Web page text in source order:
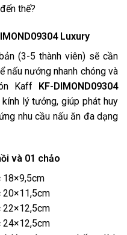
thế?
Luxury
(3-5 thành viên) sẽ cần
nấu nướng nhanh chóng và
Kaff KF-DIMOND09304
lý tưởng, giúp phát huy
nhu cầu nấu ăn đa dạng
và 01 chảo
18×9,5cm
20×11,5cm
22×12,5cm
24×12,5cm